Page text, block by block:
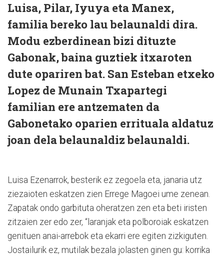
Luisa, Pilar, Iyuya eta Manex,
familia bereko lau belaunaldi dira.
Modu ezberdinean bizi dituzte
Gabonak, baina guztiek itxaroten
dute opariren bat. San Esteban etxeko
Lopez de Munain Txapartegi
familian ere antzematen da
Gabonetako oparien errituala aldatuz
joan dela belaunaldiz belaunaldi.
Luisa Ezenarrok, besterik ez zegoela eta, janaria utz
ziezaioten eskatzen zien Errege Magoei ume zenean.
Zapatak ondo garbituta oheratzen zen eta beti iristen
zitzaien zer edo zer, “laranjak eta polboroiak eskatzen
genituen anai-arrebok eta ekarri ere egiten zizkiguten.
Jostailurik ez, mutilak bezala jolasten ginen gu: korrika